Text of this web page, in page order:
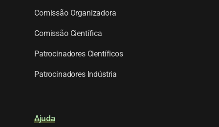
Comissão Organizadora
Comissão Científica
Patrocinadores Científicos
Patrocinadores Indústria
Ajuda